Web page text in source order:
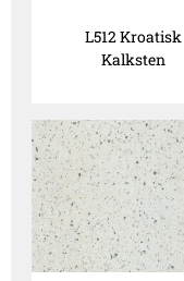
L512 Kroatisk
Kalksten